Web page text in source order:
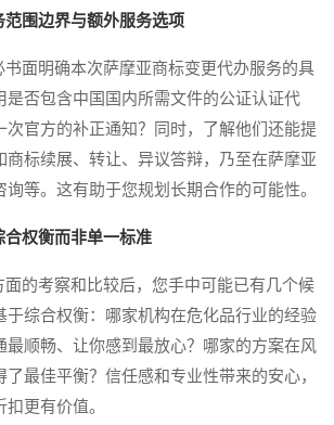
围边界与额外服务选项
面明确本次萨摩亚商标变更代办服务的具
是否包含中国国内所需文件的公证认证代
次官方的补正通知？同时，了解他们还能提
商标续展、转让、异议答辩，乃至在萨摩亚
等。这有助于您规划长期合作的可能性。
合权衡而非单一标准
的考察和比较后，您手中可能已有几个候
于综合权衡：哪家机构在危化品行业的经验
最顺畅、让你感到最放心？哪家的方案在风
了最佳平衡？信任感和专业性带来的安心，
更有价值。